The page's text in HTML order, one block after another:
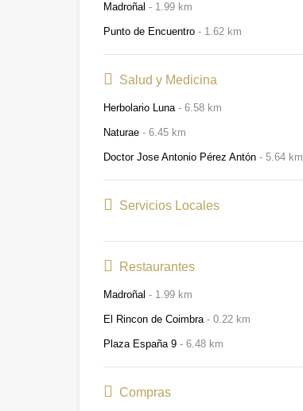
Madroñal 1.99 km
Punto de Encuentro 1.62 km
Salud y Medicina
Herbolario Luna 6.58 km
Naturae 6.45 km
Doctor Jose Antonio Pérez Antón 5.64 km
Servicios Locales
Restaurantes
Madroñal 1.99 km
El Rincon de Coimbra 0.22 km
Plaza España 9 6.48 km
Compras